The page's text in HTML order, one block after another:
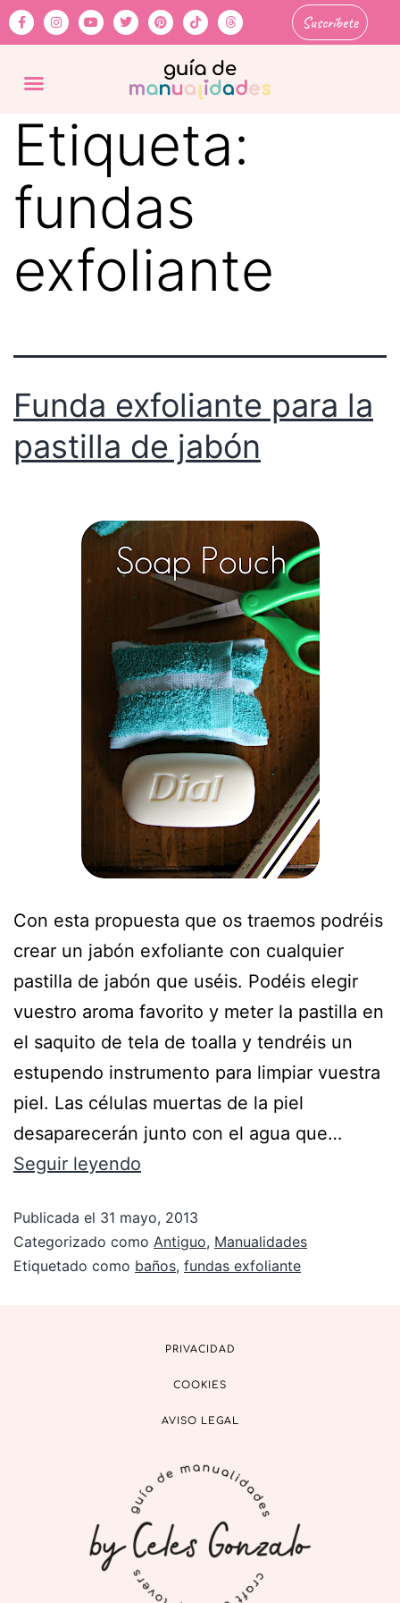
Suscríbete
Etiqueta:
fundas
exfoliante
Funda exfoliante para la
pastilla de jabón
Con esta propuesta que os traemos podréis
crear un jabón exfoliante con cualquier
pastilla de jabón que uséis. Podéis elegir
vuestro aroma favorito y meter la pastilla en
el saquito de tela de toalla y tendréis un
estupendo instrumento para limpiar vuestra
piel. Las células muertas de la piel
desaparecerán junto con el agua que…
Seguir leyendo
Publicada el 31 mayo, 2013
Categorizado como Antiguo, Manualidades
Etiquetado como baños, fundas exfoliante
PRIVACIDAD
COOKIES
AVISO LEGAL